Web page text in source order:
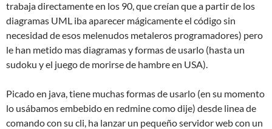
trabaja directamente en los 90, que creían que a partir de los
diagramas UML iba aparecer mágicamente el código sin
necesidad de esos melenudos metaleros programadores) pero
le han metido mas diagramas y formas de usarlo (hasta un
sudoku y el juego de morirse de hambre en USA).
Picado en java, tiene muchas formas de usarlo (en su momento
lo usábamos embebido en redmine como dije) desde linea de
comando con su cli, ha lanzar un pequeño servidor web con un